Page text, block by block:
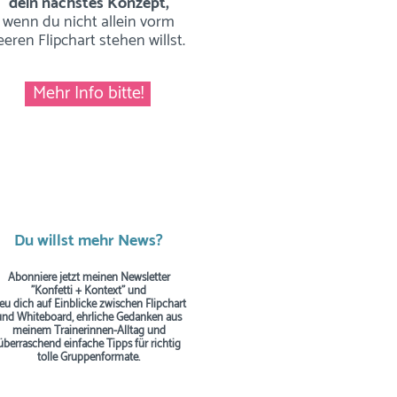
wenn du nicht allein vorm
Flipchart stehen willst.
Mehr Info bitte!
Du willst mehr News?
Abonniere jetzt meinen Newsletter
"Konfetti + Kontext" und
dich auf Einblicke zwischen Flipchart
Whiteboard, ehrliche Gedanken aus
meinem Trainerinnen-Alltag und
einfache Tippsfür richtig
tolle Gruppenformate.